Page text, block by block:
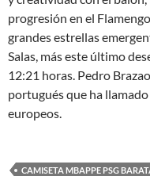
progresión en el
grandes estrellas
Salas, más este último
12:21 horas. Pedro
portugués que ha
europeos.
CAMISETA MBAPPE PSG